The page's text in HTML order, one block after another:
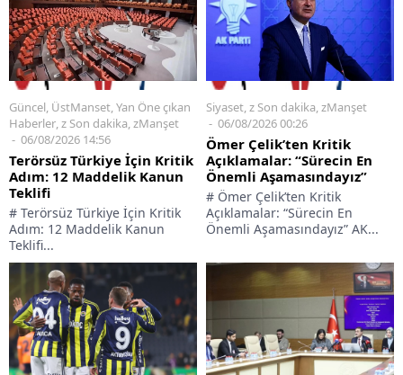
Güncel, ÜstManset,Yan Öne çıkan
Haberler,z Son dakika,zManşet
06/08/2026 14:56
Terörsüz Türkiye İçin Kritik
Adım: 12 Maddelik Kanun
Teklifi
# Terörsüz Türkiye İçin Kritik
Adım: 12 Maddelik Kanun
Teklifi...
Siyaset,z Son dakika,zManşet
06/08/2026 00:26
Ömer Çelik’ten Kritik
Açıklamalar: “Sürecin En
Önemli Aşamasındayız”
# Ömer Çelik’ten Kritik
Açıklamalar: “Sürecin En
Önemli Aşamasındayız” AK...